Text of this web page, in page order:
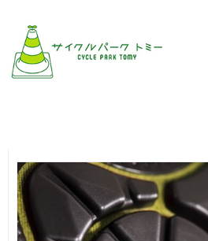
全商品一覧
BLOG